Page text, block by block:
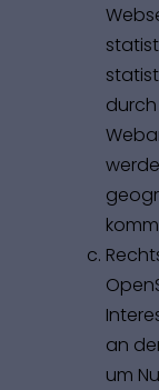
an
um